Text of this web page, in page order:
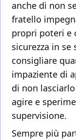
anche di non
fratello
propri poteri e
sicurezza in
consigliare
impaziente di
di non
agire e
supervisione.
Sempre più